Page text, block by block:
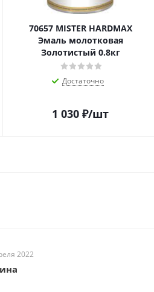
70657 MISTER HARDMAX
Эмаль молотковая
Золотистый 0.8кг
Достаточно
1 030 ₽/шт
2022